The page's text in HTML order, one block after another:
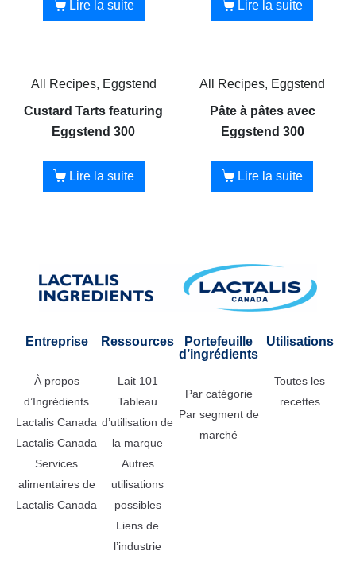
Lire la suite Lire la suite
All Recipes, Eggstend
Custard Tarts featuring
Eggstend 300
Lire la suite
All Recipes, Eggstend
Pâte à pâtes avec
Eggstend 300
Lire la suite
Entreprise
À propos
d’Ingrédients
Lactalis Canada
Lactalis Canada
Services
alimentaires de
Lactalis Canada
Ressources
Lait 101
Tableau
d’utilisation de
la marque
Autres
utilisations
possibles
Liens de
l’industrie
Portefeuille
d’ingrédients
Par catégorie
Par segment de
marché
Utilisations
Toutes les
recettes